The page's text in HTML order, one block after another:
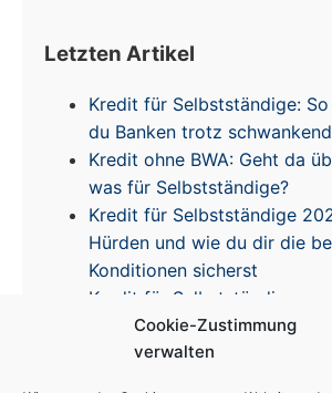
Cookie-Zustimmung
verwalten
Letzten Artikel
Kredit für Selbstständige:
du Banken trotz
Kredit ohne BWA: Geht da
was für Selbstständige?
Kredit für Selbstständige
Hürden und wie du dir die
Konditionen sicherst
Kredit für Selbstständige –
Erfahrungen & Tipps zur